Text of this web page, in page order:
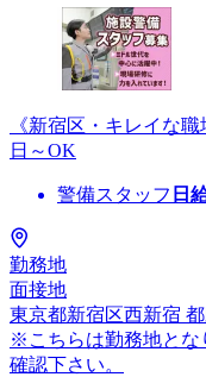
《新宿区・キレイな
日～OK
警備スタッフ 日
勤務地
面接地
東京都新宿区西新宿
※こちらは勤務地とな
確認下さい。